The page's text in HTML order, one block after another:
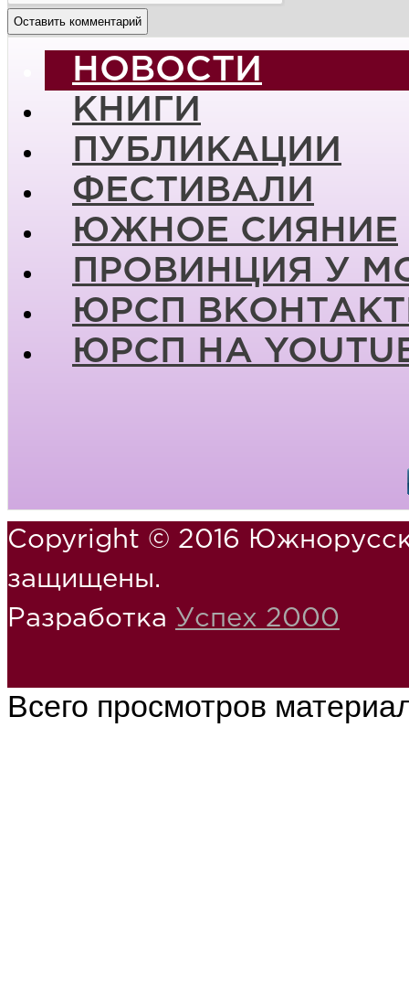
НОВОСТИ
КНИГИ
ПУБЛИКАЦИИ
ФЕСТИВАЛИ
ЮЖНОЕ СИЯНИЕ
ПРОВИНЦИЯ У
ЮРСП
ЮРСП НА
Copyright © 2016
защищены.
Разработка Успех 2000
Всего просмотров